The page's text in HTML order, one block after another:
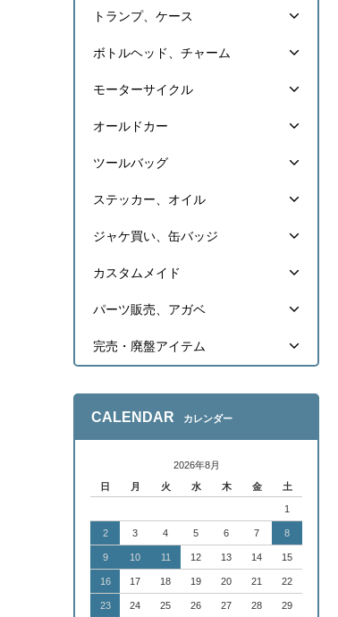
トランプ、ケース
ボトルヘッド、チャーム
モーターサイクル
オールドカー
ツールバッグ
ステッカー、オイル
ジャケ買い、缶バッジ
カスタムメイド
パーツ販売、アガベ
完売・廃盤アイテム
CALENDAR カレンダー
2026年8月
日
月 火 水 木 金 土
1
2 3 4 5 6 7 8
9 10 11 12 13 14 15
16 17 18 19 20 21 22
23 24 25 26 27 28 29